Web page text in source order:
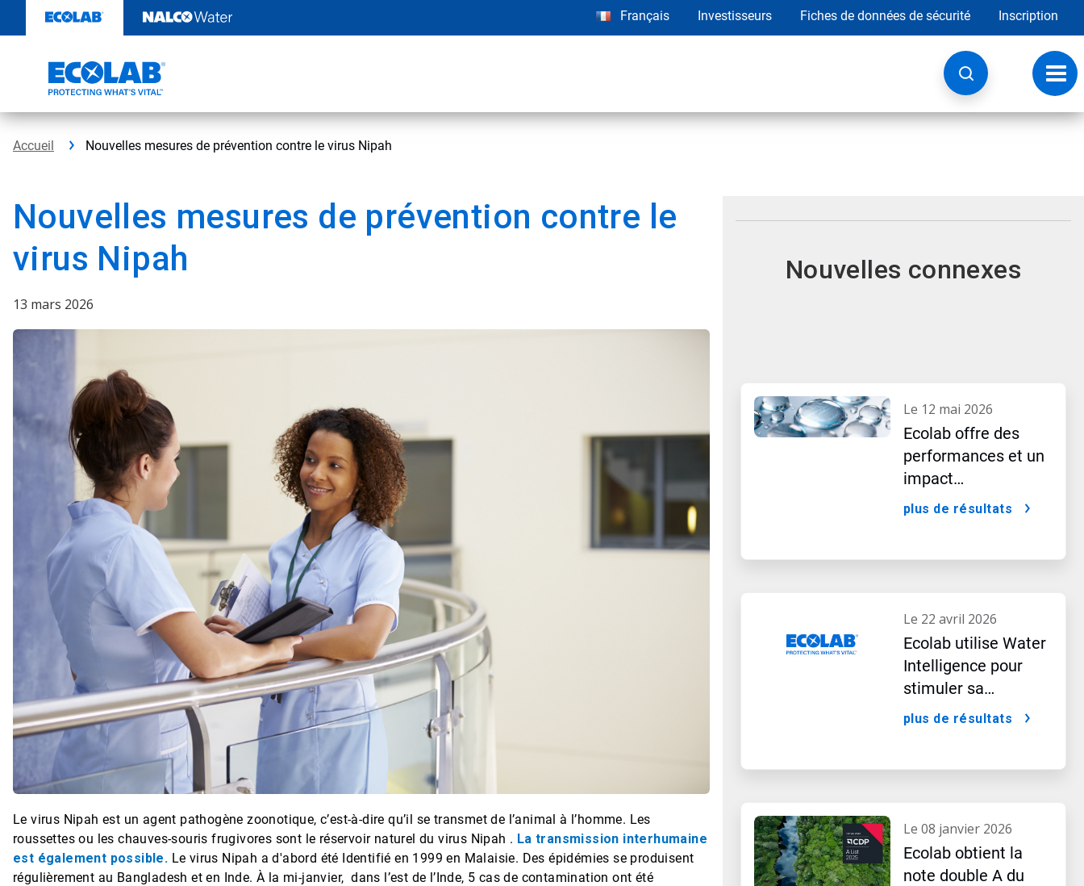
contenu
Français Investisseurs Fiches de données de sécurité Inscription
la
Accueil Nouvelles mesures de prévention contre le virus Nipah
Nouvelles mesures de prévention contre le
virus Nipah
13 mars 2026
Le virus Nipah est un agent pathogène zoonotique, c’est-à-dire qu’il se transmet de l’animal à l’homme. Les
roussettes ou les chauves-souris frugivores sont le réservoir naturel du virus Nipah . La transmission interhumaine
est également possible. Le virus Nipah a d'abord été Identifié en 1999 en Malaisie. Des épidémies se produisent
régulièrement au Bangladesh et en Inde. À la mi-janvier, dans l’est de l’Inde, 5 cas de contamination ont été
Nouvelles connexes
le 12 mai 2026
Ecolab offre des
performances et un
impact
exceptionnels
plus de résultats
le 22 avril 2026
Ecolab utilise Water
Intelligence pour
stimuler sa
croissance à l’ère de
plus de résultats
le 08 janvier 2026
Ecolab obtient la
note double A du